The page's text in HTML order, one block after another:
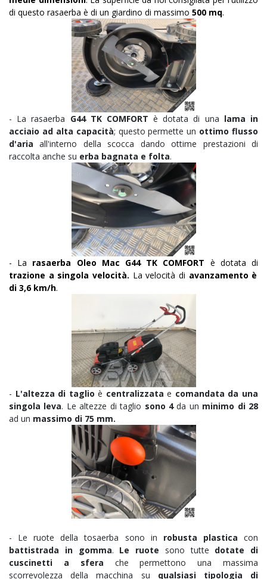
di questo rasaerba è di un giardino di massimo 500 mq.
- La rasaerba G44 TK COMFORT è dotata di una lama in
acciaio ad alta capacità; questo permette un ottimo flusso
d'ariaall'interno della scocca dando ottime prestazioni di
raccolta anche su erba bagnata e folta.
- La rasaerba Oleo Mac G44 TK COMFORT è dotata di
trazione a singola velocità. La velocità di avanzamento è
di 3,6 km/h.
- L'altezza di taglioè centralizzata e comandata da una
singola leva. Le altezze di taglio sono 4da un minimo di 28
ad un massimo di 75 mm.
- Le ruote della tosaerba sono in robusta plastica con
battistrada in gomma. Le ruote sono tutte dotate di
cuscinetti a sfera che permettono una massima
scorrevolezza della macchina su qualsiasi tipologia di